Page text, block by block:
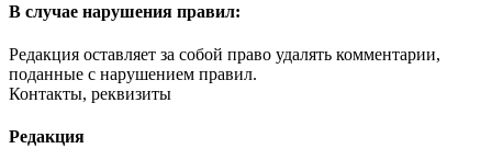
В случае нарушения правил:
Редакция оставляет за собой право удалять комментарии,
поданные с нарушением правил.
Контакты, реквизиты
Редакция